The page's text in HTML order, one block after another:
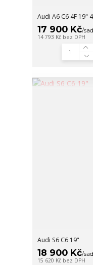
Audi A6 C6 4F 19"
17 900 Kč/
14 793 Kč bez DPH
Audi S6 C6 19"
18 900 Kč/
15 620 Kč bez DPH